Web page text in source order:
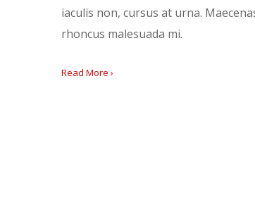
iaculis non, cursus at urna.
rhoncus malesuada mi.
Read More ›